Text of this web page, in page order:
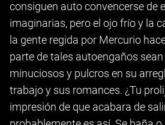
consiguen auto convencerse de
imaginarias, pero el ojo frío y la
la gente regida por Mercurio
parte de tales autoengaños
minuciosos y pulcros en su
trabajo y sus romances. ¿Tu
impresión de que acabara de